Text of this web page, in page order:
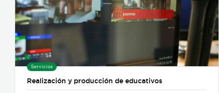
Servicios
Realización y producción de educativos